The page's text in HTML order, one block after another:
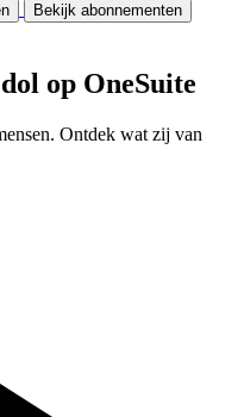
Bekijk abonnementen
op OneSuite
Ontdek wat zij van